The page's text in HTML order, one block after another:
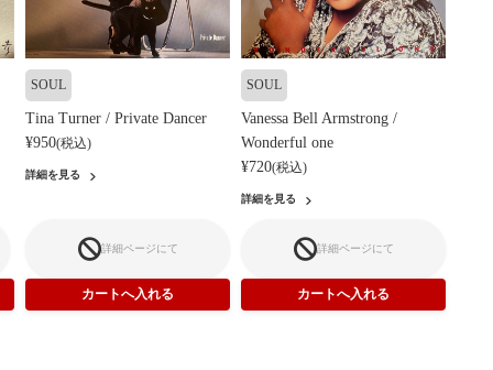
SOUL
Tina Turner / Private Dancer
¥950(税込)
詳細を見る
詳細ページにて
SOUL
Vanessa Bell Armstrong /
Wonderful one
¥720(税込)
詳細を見る
詳細ページにて